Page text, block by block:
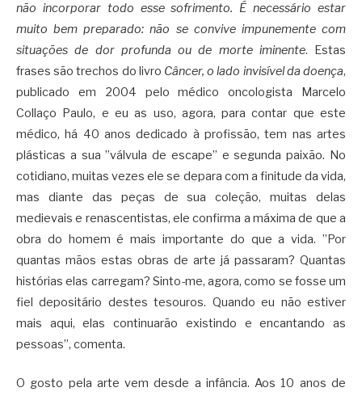
não incorporar todo esse sofrimento. É necessário estar
muito bem preparado: não se convive impunemente com
situações de dor profunda ou de morte iminente. Estas
frases são trechos do livro Câncer, o lado invisível da doença,
publicado em 2004 pelo médico oncologista Marcelo
Collaço Paulo, e eu as uso, agora, para contar que este
médico, há 40 anos dedicado à profissão, tem nas artes
plásticas a sua ”válvula de escape” e segunda paixão. No
cotidiano, muitas vezes ele se depara com a finitude da vida,
mas diante das peças de sua coleção, muitas delas
medievais e renascentistas, ele confirma a máxima de que a
obra do homem é mais importante do que a vida. ”Por
quantas mãos estas obras de arte já passaram? Quantas
histórias elas carregam? Sinto-me, agora, como se fosse um
fiel depositário destes tesouros. Quando eu não estiver
mais aqui, elas continuarão existindo e encantando as
pessoas”, comenta.
O gosto pela arte vem desde a infância. Aos 10 anos de